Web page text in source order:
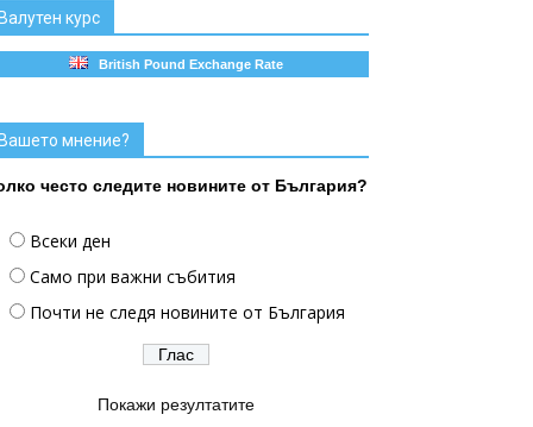
курс
British Pound Exchange Rate
мнение?
често следите новините от България?
Всеки ден
Само при важни събития
Почти не следя новините от България
Покажи резултатите